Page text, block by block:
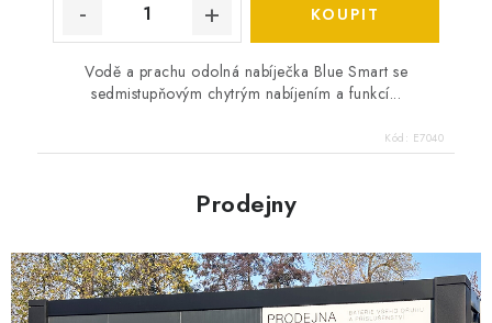
Vodě a prachu odolná nabíječka Blue Smart se
sedmistupňovým chytrým nabíjením a funkcí...
Kód: E7040
Prodejny